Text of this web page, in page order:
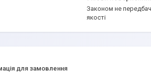
Законом не передбачено повернення та обмін даного товару належної
якості
для замовлення